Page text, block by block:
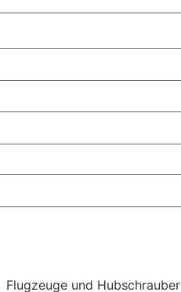
Flugzeuge und Hubschrauber